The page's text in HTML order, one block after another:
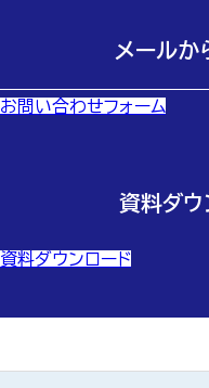
メールか
お問い合わせフォーム
資料ダウ
資料ダウンロード